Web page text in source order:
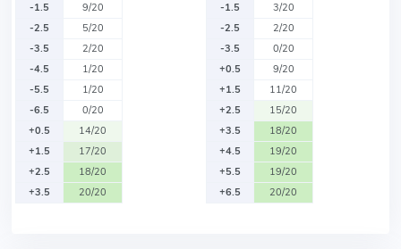
-1.5
9/20
-2.5
5/20
-3.5
2/20
-4.5
1/20
-5.5
1/20
-6.5
0/20
+0.5
14/20
+1.5
17/20
+2.5
18/20
+3.5
20/20
-1.5
3/20
-2.5
2/20
-3.5
0/20
+0.5
9/20
+1.5
11/20
+2.5
15/20
+3.5
18/20
+4.5
19/20
+5.5
19/20
+6.5
20/20